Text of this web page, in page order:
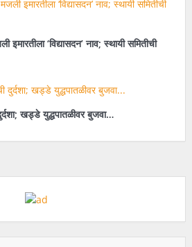
इमारतीला ‘विद्यासदन’ नाव; स्थायी समितीची
खड्डे युद्धपातळीवर बुजवा…